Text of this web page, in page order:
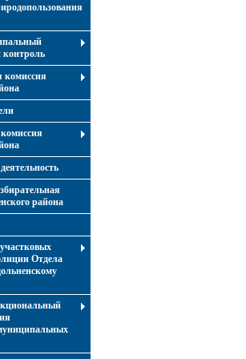
контроль
комиссия
района
Отдела